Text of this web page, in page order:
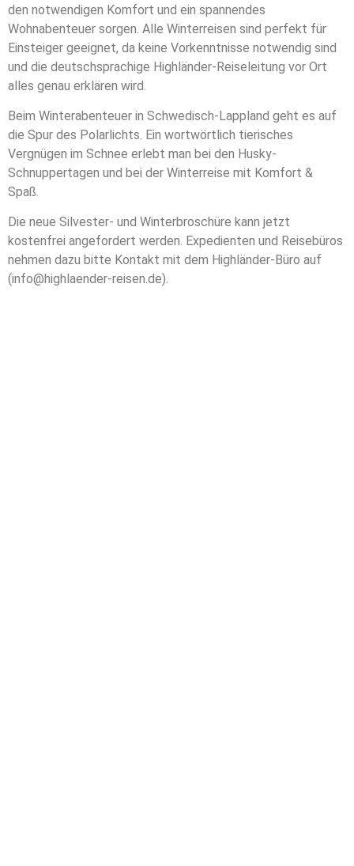
den notwendigen Komfort und ein spannendes
Wohnabenteuer sorgen. Alle Winterreisen sind perfekt für
Einsteiger geeignet, da keine Vorkenntnisse notwendig sind
und die deutschsprachige Highländer-Reiseleitung vor Ort
alles genau erklären wird.
Beim Winterabenteuer in Schwedisch-Lappland geht es auf
die Spur des Polarlichts. Ein wortwörtlich tierisches
Vergnügen im Schnee erlebt man bei den Husky-
Schnuppertagen und bei der Winterreise mit Komfort &
Spaß.
Die neue Silvester- und Winterbroschüre kann jetzt
kostenfrei angefordert werden. Expedienten und Reisebüros
nehmen dazu bitte Kontakt mit dem Highländer-Büro auf
(info@highlaender-reisen.de).